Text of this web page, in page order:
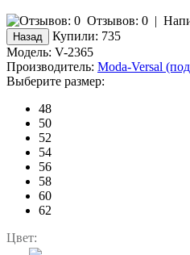
Отзывов: 0 |
Купили: 735
Модель: V-2365
Производитель: Moda-Versal
Выберите размер:
48
50
52
54
56
58
60
62
Цвет: